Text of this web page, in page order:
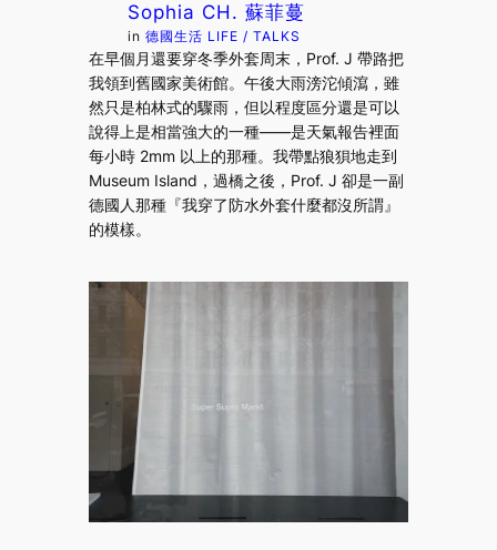
Sophia CH. 蘇菲蔓
in德國生活 LIFE / TALKS
在早個月還要穿冬季外套周末，Prof. J 帶路把
我領到舊國家美術館。午後大雨滂沱傾瀉，雖
然只是柏林式的驟雨，但以程度區分還是可以
說得上是相當強大的一種——是天氣報告裡面
每小時 2mm 以上的那種。我帶點狼狽地走到
Museum Island，過橋之後，Prof. J 卻是一副
德國人那種『我穿了防水外套什麼都沒所謂』
的模樣。